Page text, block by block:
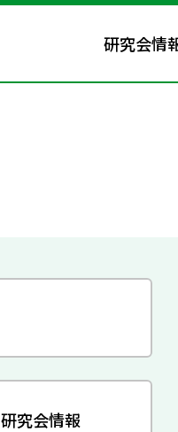
研究会情
研究会情報